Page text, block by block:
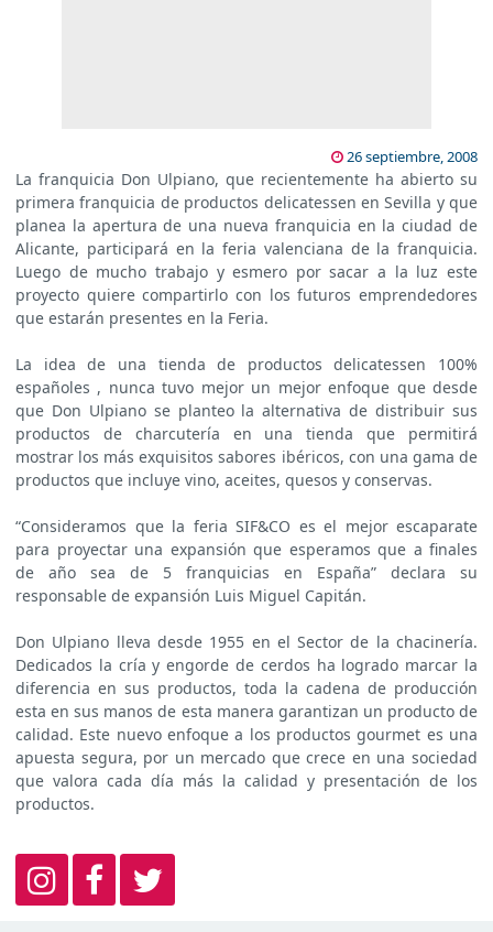
26 septiembre, 2008
La franquicia Don Ulpiano, que recientemente ha abierto su
primera franquicia de productos delicatessen en Sevilla y que
planea la apertura de una nueva franquicia en la ciudad de
Alicante, participará en la feria valenciana de la franquicia.
Luego de mucho trabajo y esmero por sacar a la luz este
proyecto quiere compartirlo con los futuros emprendedores
que estarán presentes en la Feria.
La idea de una tienda de productos delicatessen 100%
españoles , nunca tuvo mejor un mejor enfoque que desde
que Don Ulpiano se planteo la alternativa de distribuir sus
productos de charcutería en una tienda que permitirá
mostrar los más exquisitos sabores ibéricos, con una gama de
productos que incluye vino, aceites, quesos y conservas.
“Consideramos que la feria SIF&CO es el mejor escaparate
para proyectar una expansión que esperamos que a finales
de año sea de 5 franquicias en España” declara su
responsable de expansión Luis Miguel Capitán.
Don Ulpiano lleva desde 1955 en el Sector de la chacinería.
Dedicados la cría y engorde de cerdos ha logrado marcar la
diferencia en sus productos, toda la cadena de producción
esta en sus manos de esta manera garantizan un producto de
calidad. Este nuevo enfoque a los productos gourmet es una
apuesta segura, por un mercado que crece en una sociedad
que valora cada día más la calidad y presentación de los
productos.